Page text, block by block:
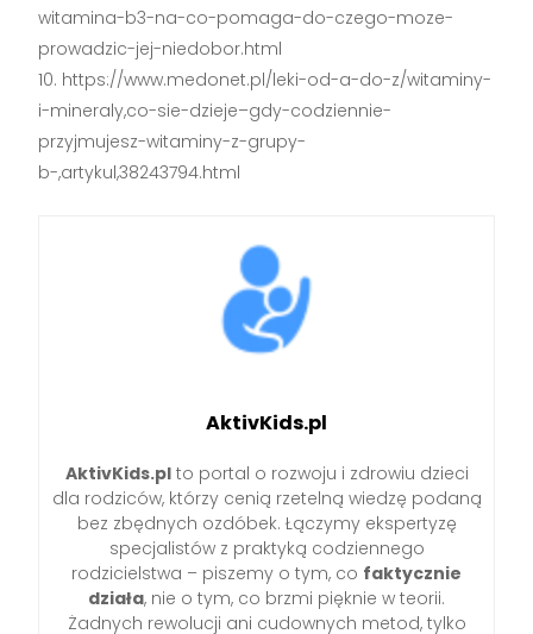
witamina-b3-na-co-pomaga-do-czego-moze-
prowadzic-jej-niedobor.html
https://www.medonet.pl/leki-od-a-do-z/witaminy-
i-mineraly,co-sie-dzieje–gdy-codziennie-
przyjmujesz-witaminy-z-grupy-
b-,artykul,38243794.html
AktivKids.pl
AktivKids.plto portal o rozwoju i zdrowiu dzieci
dla rodziców, którzy cenią rzetelną wiedzę podaną
bez zbędnych ozdóbek. Łączymy ekspertyzę
specjalistów z praktyką codziennego
rodzicielstwa – piszemy o tym, co faktycznie
działa, nie o tym, co brzmi pięknie w teorii.
Żadnych rewolucji ani cudownych metod, tylko